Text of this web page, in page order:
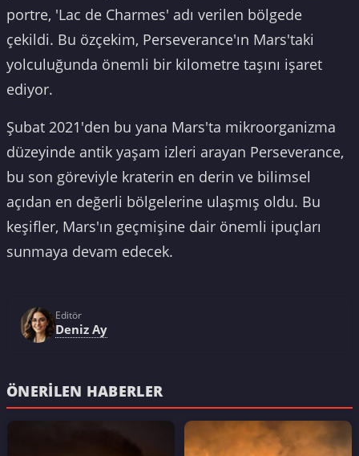
portre, 'Lac de Charmes' adı verilen bölgede
çekildi. Bu özçekim, Perseverance'ın Mars'taki
yolculuğunda önemli bir kilometre taşını işaret
ediyor.
Şubat 2021'den bu yana Mars'ta mikroorganizma
düzeyinde antik yaşam izleri arayan Perseverance,
bu son göreviyle kraterin en derin ve bilimsel
açıdan en değerli bölgelerine ulaşmış oldu. Bu
keşifler, Mars'ın geçmişine dair önemli ipuçları
sunmaya devam edecek.
Editör
Deniz Ay
ÖNERILEN HABERLER